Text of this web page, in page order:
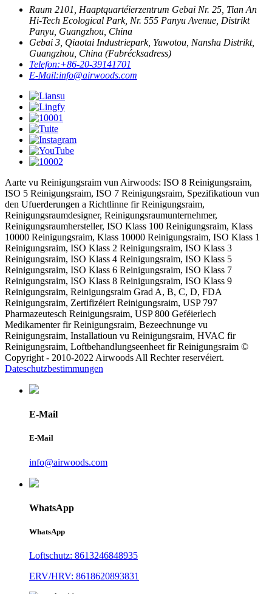
Raum 2101, Haaptquartéierzentrum Gebai Nr. 25, Tian An
Hi-Tech Ecological Park, Nr. 555 Panyu Avenue, Distrikt
Panyu, Guangzhou, China
Gebai 3, Qiaotai Industriepark, Yuwotou, Nansha Distrikt,
Guangzhou, China (Fabrécksadress)
Telefon:+86-20-39141701
E-Mail:info@airwoods.com
Aarte vu Reinigungsraim vun Airwoods: ISO 8 Reinigungsraim,
ISO 5 Reinigungsraim, ISO 7 Reinigungsraim, Spezifikatioun vun
den Ufuerderungen a Richtlinne fir Reinigungsraim,
Reinigungsraumdesigner, Reinigungsraumunternehmer,
Reinigungsraumhersteller, ISO Klass 100 Reinigungsraim, Klass
10000 Reinigungsraim, Klass 10000 Reinigungsraim, ISO Klass 1
Reinigungsraim, ISO Klass 2 Reinigungsraim, ISO Klass 3
Reinigungsraim, ISO Klass 4 Reinigungsraim, ISO Klass 5
Reinigungsraim, ISO Klass 6 Reinigungsraim, ISO Klass 7
Reinigungsraim, ISO Klass 8 Reinigungsraim, ISO Klass 9
Reinigungsraim, Reinigungsraim Grad A, B, C, D, FDA
Reinigungsraim, Zertifizéiert Reinigungsraim, USP 797
Pharmazeutesch Reinigungsraim, USP 800 Geféierlech
Medikamenter fir Reinigungsraim, Bezeechnunge vu
Reinigungsraim, Installatioun vu Reinigungsraim, HVAC fir
Reinigungsraim, Loftbehandlungseenheet fir Reinigungsraim ©
Copyright - 2010-2022 Airwoods All Rechter reservéiert.
Dateschutzbestimmungen
E-Mail
E-Mail
info@airwoods.com
WhatsApp
WhatsApp
Loftschutz: 8613246848935
ERV/HRV: 8618620893831